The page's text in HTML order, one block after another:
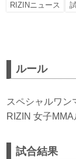
RIZINニュース
ルール
スペシャルワン
RIZIN 女子
試合結果